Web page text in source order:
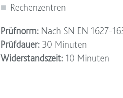
Rechenzentren
Prüfnorm:Nach SN EN 1627-
Prüfdauer:30 Minuten
Widerstandszeit:10 Minuten